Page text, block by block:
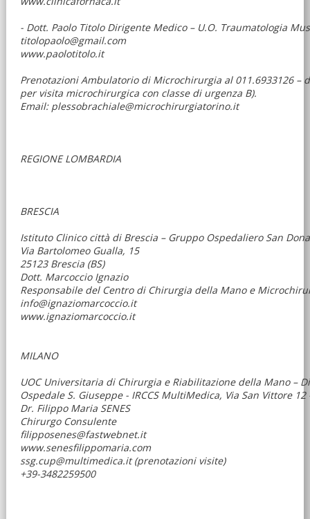
- Dott. Paolo Titolo Dirigente Medico – U.O. Traumatologia
titolopaolo@gmail.com
www.paolotitolo.it
Prenotazioni Ambulatorio di Microchirurgia al 011.6933126 –
per visita microchirurgica con classe di urgenza B).
Email: plessobrachiale@microchirurgiatorino.it
REGIONE LOMBARDIA
BRESCIA
Istituto Clinico città di Brescia – Gruppo Ospedaliero San
Via Bartolomeo Gualla, 15
25123 Brescia (BS)
Dott. Marcoccio Ignazio
Responsabile del Centro di Chirurgia della Mano e
info@ignaziomarcoccio.it
www.ignaziomarcoccio.it
MILANO
UOC Universitaria di Chirurgia e Riabilitazione della Mano –
Ospedale S. Giuseppe - IRCCS MultiMedica, Via San Vittore
Dr. Filippo Maria SENES
Chirurgo Consulente
filipposenes@fastwebnet.it
www.senesfilippomaria.com
ssg.cup@multimedica.it (prenotazioni visite)
+39-3482259500